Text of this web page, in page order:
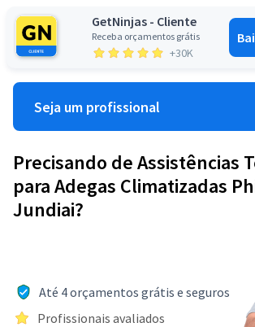
GetNinjas - Cliente
Receba orçamentos grátis
+30K
Seja um profissional
Precisando de Assistências
para Adegas Climatizadas
Jundiai?
Até 4 orçamentos grátis e seguros
Profissionais avaliados